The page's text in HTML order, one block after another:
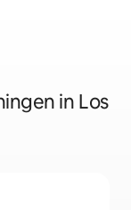
in Los